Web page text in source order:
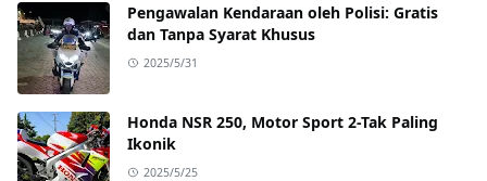
Pengawalan Kendaraan oleh Polisi: Gratis
dan Tanpa Syarat Khusus
2025/5/31
Honda NSR 250, Motor Sport 2-Tak Paling
Ikonik
2025/5/25